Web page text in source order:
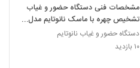
مشخصات فنی دستگاه حضور و غیاب
تشخیص چهره با ماسک نانوتایم مدل
xf100
دستگاه حضور و غیاب نانوتایم
۱۰ بازدید